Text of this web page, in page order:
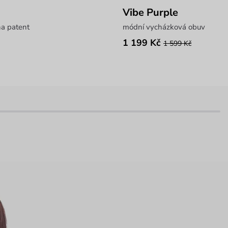
patent
Vibe Purple
módní vycházková obuv
1 199 Kč 1 599 Kč